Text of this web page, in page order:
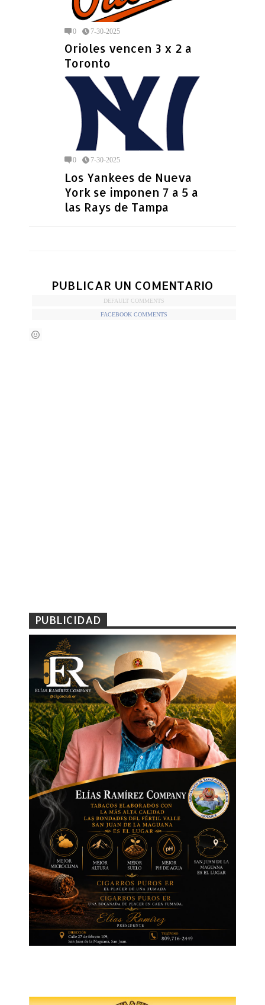
0 7-30-2025
Orioles vencen 3 x 2 a
Toronto
0 7-30-2025
Los Yankees de Nueva
York se imponen 7 a 5 a
las Rays de Tampa
PUBLICAR UN COMENTARIO
DEFAULT COMMENTS
FACEBOOK COMMENTS
PUBLICIDAD